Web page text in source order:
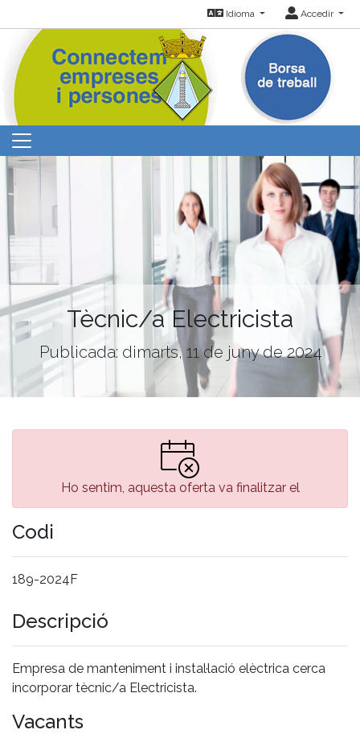
Idioma Accedir
Tècnic/a Electricista
Publicada: dimarts, 11 de juny de 2024
Ho sentim, aquesta oferta va finalitzar el
Codi
189-2024F
Descripció
Empresa de manteniment i instal·lació elèctrica cerca
incorporar tècnic/a Electricista.
Vacants